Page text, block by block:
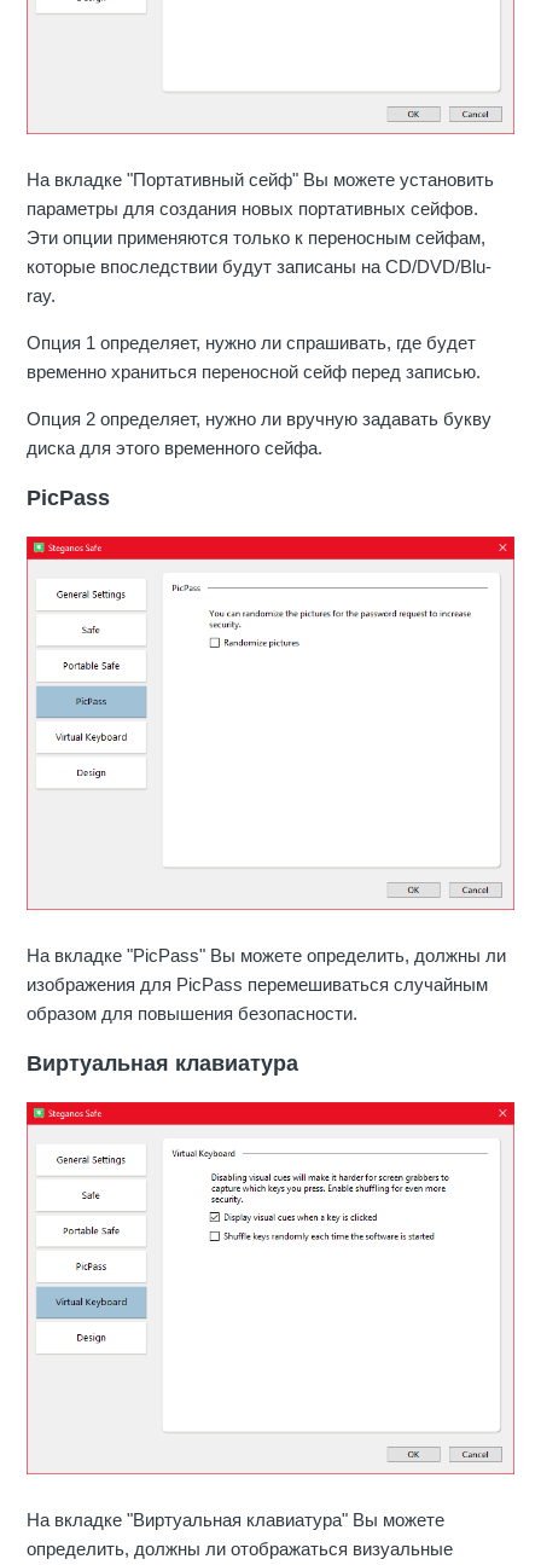
На вкладке "Портативный сейф" Вы можете установить
параметры для создания новых портативных сейфов.
Эти опции применяются только к переносным сейфам,
которые впоследствии будут записаны на CD/DVD/Blu-
ray.
Опция 1 определяет, нужно ли спрашивать, где будет
временно храниться переносной сейф перед записью.
Опция 2 определяет, нужно ли вручную задавать букву
диска для этого временного сейфа.
PicPass
На вкладке "PicPass" Вы можете определить, должны ли
изображения для PicPass перемешиваться случайным
образом для повышения безопасности.
Виртуальная клавиатура
На вкладке "Виртуальная клавиатура" Вы можете
определить, должны ли отображаться визуальные